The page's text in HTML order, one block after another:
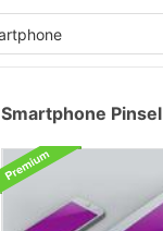
Smartphone Pinsel